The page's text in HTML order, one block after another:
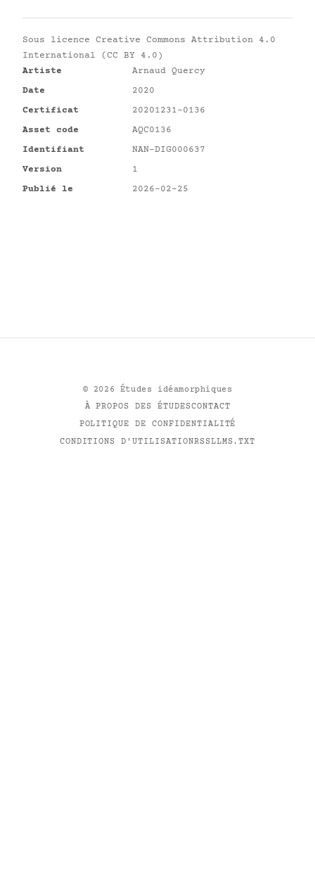
Sous licence Creative Commons Attribution 4.0
International (CC BY 4.0)
Artiste
Arnaud Quercy
Date
2020
Certificat
20201231-0136
Asset code
AQC0136
Identifiant
NAN-DIG000637
Version
1
Publié le
2026-02-25
© 2026 Études idéamorphiques
À PROPOS DES ÉTUDESCONTACT
POLITIQUE DE CONFIDENTIALITÉ
CONDITIONS D'UTILISATIONRSSLLMS.TXT